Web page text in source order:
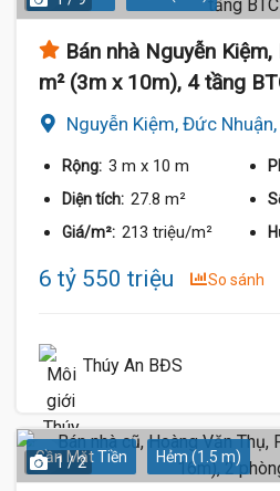
Bán nhà Nguyễn
m² (3m x 10m), 4 tầng
Nguyễn Kiệm, Đức Nhuận,
Rộng: 3 m x 10 m
Diện tích: 27.8 m²
Giá/m²: 213 triệu/m²
6 tỷ 550 triệu So sánh
Thúy An BĐS
Gần Mặt Tiền Hẻm (1.5 m)
1 / 2